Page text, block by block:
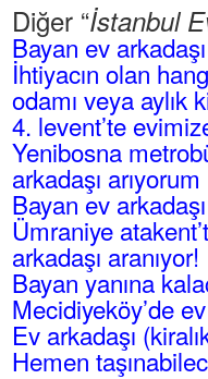
Diğer “İstanbul
Bayan ev arkadaşı
İhtiyacın olan
odamı veya aylık
4. levent’te
Yenibosna
arkadaşı arıyorum
Bayan ev
Ümraniye
arkadaşı aranıyor!
Bayan yanına
Mecidiyeköy’de
Ev arkadaşı
Hemen